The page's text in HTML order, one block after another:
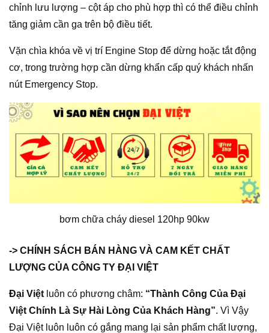
chỉnh lưu lượng – cột áp cho phù hợp thì có thể điều chỉnh
tăng giảm cần ga trên bộ điều tiết.
Vặn chìa khóa về vị trí Engine Stop để dừng hoặc tắt động
cơ, trong trường hợp cần dừng khẩn cấp quý khách nhấn
nút Emergency Stop.
bơm chữa cháy diesel 120hp 90kw
-> CHÍNH SÁCH BÁN HÀNG VÀ CAM KẾT CHẤT
LƯỢNG CỦA CÔNG TY ĐẠI VIỆT
Đại Việt luôn có phương châm: “Thành Công Của Đại
Việt Chính Là Sự Hài Lòng Của Khách Hàng”. Vì Vậy
Đại Việt luôn luôn có gắng mang lại sản phẩm chất lượng,